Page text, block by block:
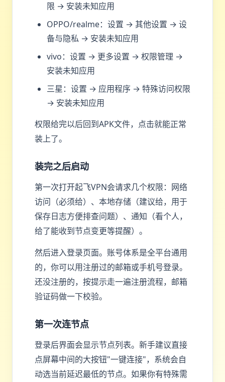
限 → 安装未知应用
OPPO/realme：设置 → 其他设置 → 设
备与隐私 → 安装未知应用
vivo：设置 → 更多设置 → 权限管理 →
安装未知应用
三星：设置 → 应用程序 → 特殊访问权限
→ 安装未知应用
权限给完以后回到APK文件，点击就能正常
装上了。
装完之后启动
第一次打开起飞VPN会请求几个权限：网络
访问（必须给）、本地存储（建议给，用于
保存日志方便排查问题）、通知（看个人，
给了能收到节点变更等提醒）。
然后进入登录页面。账号体系是全平台通用
的，你可以用注册过的邮箱或手机号登录。
还没注册的，按提示走一遍注册流程，邮箱
验证码做一下校验。
第一次连节点
登录后界面会显示节点列表。新手建议直接
点屏幕中间的大按钮"一键连接"，系统会自
动选当前延迟最低的节点。如果你有特殊需